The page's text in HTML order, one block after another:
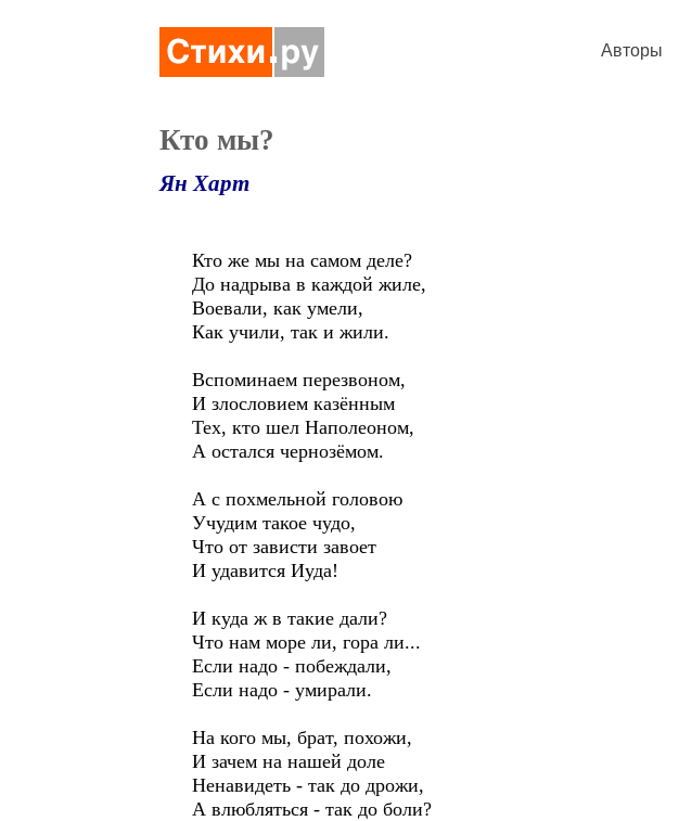
Авторы
Кто мы?
Ян Харт
Кто же мы на самом деле?
До надрыва в каждой жиле,
Воевали, как умели,
Как учили, так и жили.
Вспоминаем перезвоном,
И злословием казённым
Тех, кто шел Наполеоном,
А остался чернозёмом.
А с похмельной головою
Учудим такое чудо,
Что от зависти завоет
И удавится Иуда!
И куда ж в такие дали?
Что нам море ли, гора ли...
Если надо - побеждали,
Если надо - умирали.
На кого мы, брат, похожи,
И зачем на нашей доле
Ненавидеть - так до дрожи,
А влюбляться - так до боли?